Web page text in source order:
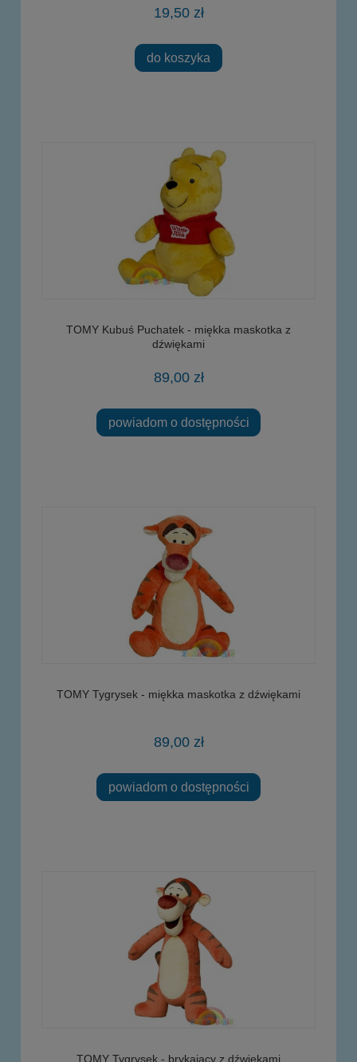
19,50 zł
do koszyka
TOMY Kubuś Puchatek - miękka maskotka z
dźwiękami
89,00 zł
powiadom o dostępności
TOMY Tygrysek - miękka maskotka z dźwiękami
89,00 zł
powiadom o dostępności
TOMY Tygrysek - brykający z dźwiękami